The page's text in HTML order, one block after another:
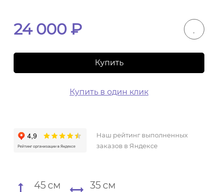
24 000 ₽
Купить
Купить в один клик
Наш рейтинг выполненных
заказов в Яндексе
45 см 35 см